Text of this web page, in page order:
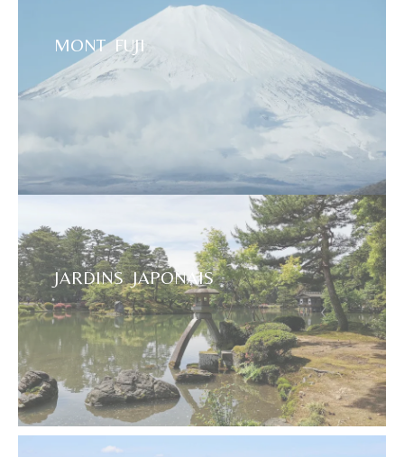
MONT FUJI
JARDINS JAPONAIS